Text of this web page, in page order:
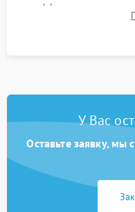
эффективности
микрофона и всех
У Вас
Оставьте заявку,